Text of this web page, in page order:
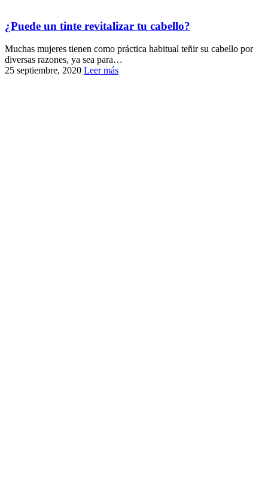
¿Puede un tinte revitalizar tu cabello?
Muchas mujeres tienen como práctica habitual teñir su cabello por
diversas razones, ya sea para…
25 septiembre, 2020 Leer más